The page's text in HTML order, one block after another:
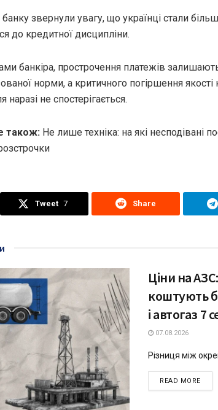
звернули увагу, що українці стали
до кредитної дисципліни.
банкіра, прострочення платежів
норми, а критичного погіршення якості
наразі не спостерігається.
також: Не лише техніка: на які несподівані
Tweet 7 Share
Ціни на
коштують
і автогаз 7
07.08.2026
Різниця між
READ MORE